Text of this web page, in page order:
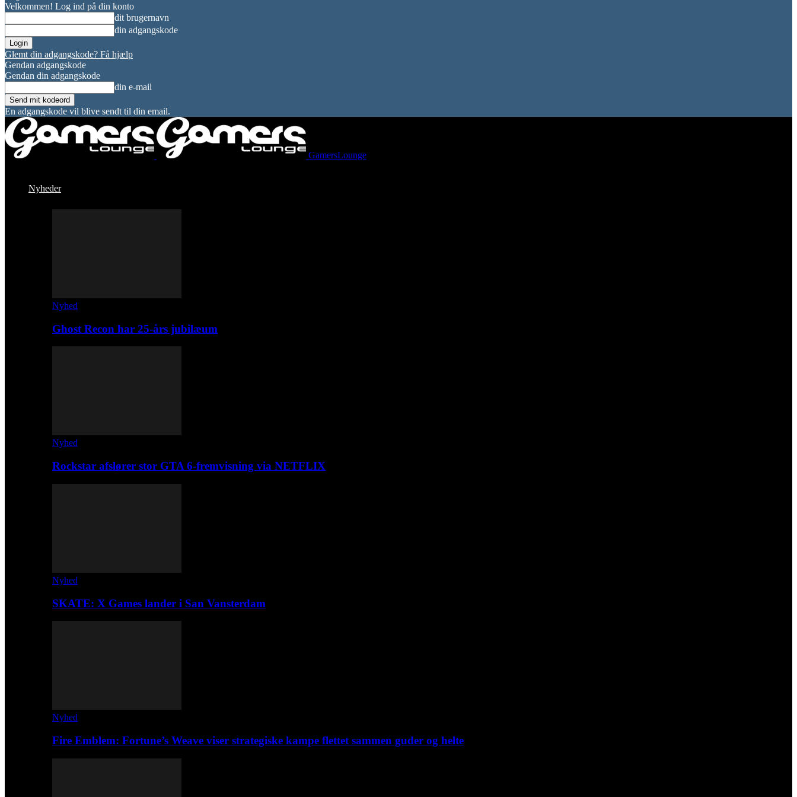
Velkommen! Log ind på din konto
dit brugernavn
din adgangskode
Glemt din adgangskode? Få hjælp
Gendan adgangskode
Gendan din adgangskode
din e-mail
En adgangskode vil blive sendt til din email.
GamersLounge
Nyheder
Nyhed
Ghost Recon har 25-års jubilæum
Nyhed
Rockstar afslører stor GTA 6-fremvisning via NETFLIX
Nyhed
SKATE: X Games lander i San Vansterdam
Nyhed
Fire Emblem: Fortune’s Weave viser strategiske kampe flettet sammen guder og helte